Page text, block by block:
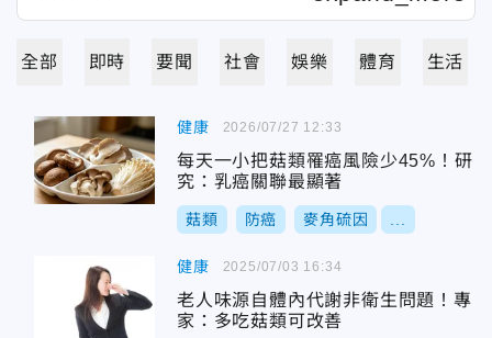
全部 即時 要聞 社會 娛樂 體育 生活
健康
每天一小把菇類罹癌風險少45%！研
究：乳癌關聯最顯著
菇類 防癌 麥角硫因
2026/07/27 12:33
健康
老人味源自體內代謝非衛生問題！專
家：多吃菇類可改善
2025/07/03 16:34